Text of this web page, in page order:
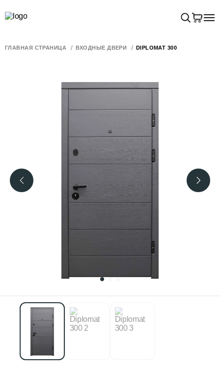
ГЛАВНАЯ СТРАНИЦА ВХОДНЫЕ ДВЕРИ DIPLOMAT 300